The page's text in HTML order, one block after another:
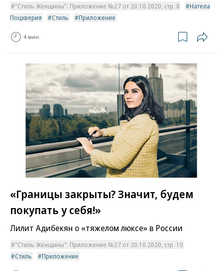
"Стиль Женщины". Приложение №27 от 20.10.2020, стр. 8
Натела
Поцхверия
Стиль Приложение
4 мин.
«Границы закрыты? Значит, будем
покупать у себя!»
Лилит Адибекян о «тяжелом люксе» в России
"Стиль Женщины". Приложение №27 от 20.10.2020, стр. 10
Стиль
Приложение